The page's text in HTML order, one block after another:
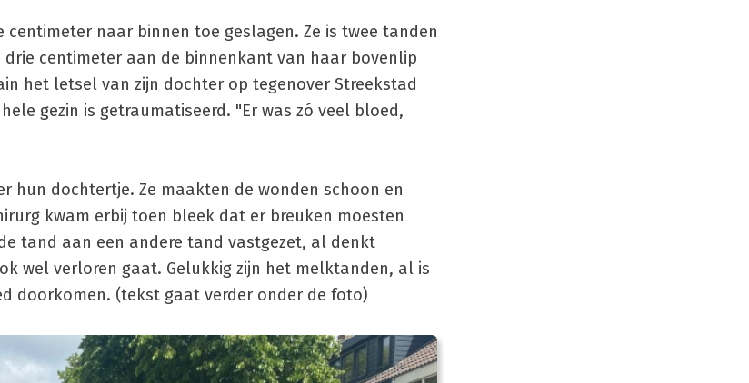
naar binnen toe geslagen. Ze is twee tanden
drie centimeter aan de binnenkant van haar bovenlip
het letsel van zijn dochter op tegenover Streekstad
gezin is getraumatiseerd. "Er was zó veel bloed,
hun dochtertje. Ze maakten de wonden schoon en
kwam erbij toen bleek dat er breuken moesten
tand aan een andere tand vastgezet, al denkt
wel verloren gaat. Gelukkig zijn het melktanden, al is
doorkomen. (tekst gaat verder onder de foto)